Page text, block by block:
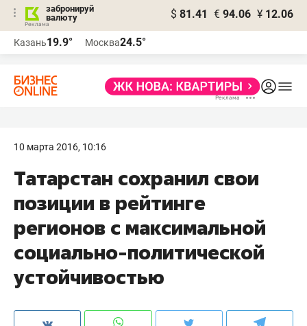
забронируй
валюту
$ 81.41 € 94.06 ¥ 12.06
Казань19.9° Москва24.5°
10 марта 2016, 10:16
​Татарстан сохранил свои
позиции в рейтинге
регионов с максимальной
социально-политической
устойчивостью